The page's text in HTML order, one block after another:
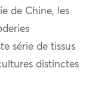
de Chine, les
série de tissus
distinctes